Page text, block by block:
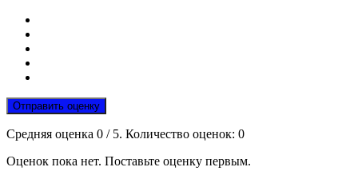
Отправить оценку
Средняя оценка 0 / 5. Количество оценок: 0
Оценок пока нет. Поставьте оценку первым.